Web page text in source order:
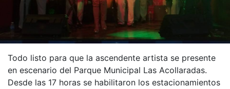
Todo listo para que la ascendente artista se presente
en escenario del Parque Municipal Las Acollaradas.
Desde las 17 horas se habilitaron los estacionamientos